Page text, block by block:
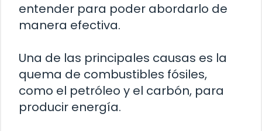
entender para poder abordarlo de
manera efectiva.
Una de las principales causas es la
quema de combustibles fósiles,
como el petróleo y el carbón, para
producir energía.